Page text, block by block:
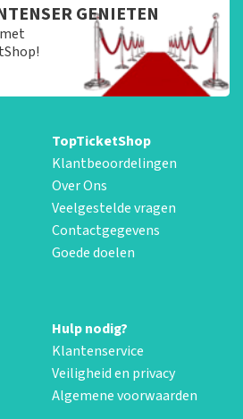
GENIETEN
TopTicketShop
Klantbeoordelingen
Over Ons
Veelgestelde vragen
Contactgegevens
Goede doelen
Hulp nodig?
Klantenservice
Veiligheid en privacy
Algemene voorwaarden